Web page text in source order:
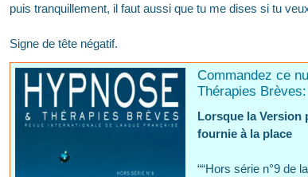
puis tranquillement, il faut aussi que tu me dises si tu
Signe de tête négatif.
Commandez ce
Thérapies
Lorsque la Version
fournie à la place
““Hors série n°9 de